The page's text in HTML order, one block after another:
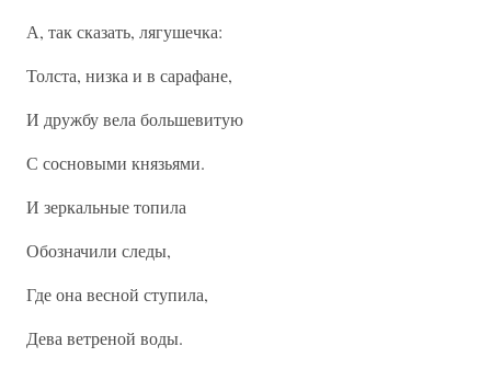
А, так сказать, лягушечка:
Толста, низка и в сарафане,
И дружбу вела большевитую
С сосновыми князьями.
И зеркальные топила
Обозначили следы,
Где она весной ступила,
Дева ветреной воды.